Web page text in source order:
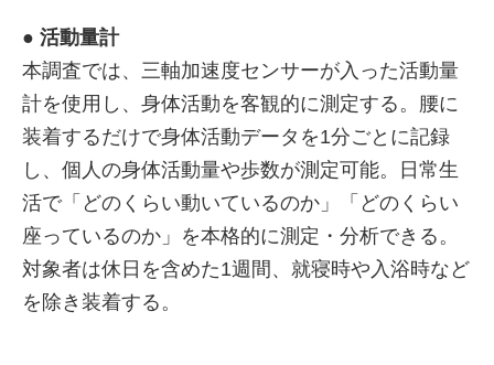
● 活動量計
本調査では、三軸加速度センサーが入った活動量
計を使用し、身体活動を客観的に測定する。腰に
装着するだけで身体活動データを1分ごとに記録
し、個人の身体活動量や歩数が測定可能。日常生
活で「どのくらい動いているのか」「どのくらい
座っているのか」を本格的に測定・分析できる。
対象者は休日を含めた1週間、就寝時や入浴時など
を除き装着する。